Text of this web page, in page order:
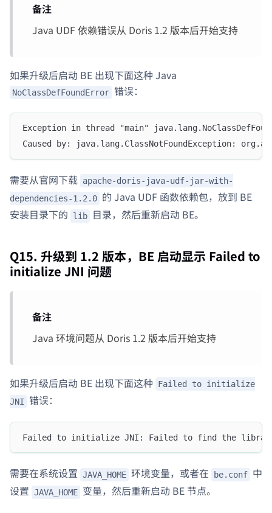
备注
Java UDF 依赖错误从 Doris 1.2 版本后开始支持
如果升级后启动 BE 出现下面这种 Java
NoClassDefFoundError 错误：
Exception in thread "main"
Caused by: java.lang.ClassNotFoundException:
需要从官网下载 apache-doris-java-udf-jar-with-
dependencies-1.2.0 的 Java UDF 函数依赖包，放到 BE
安装目录下的
lib 目录，然后重新启动 BE。
Q15. 升级到 1.2 版本，BE 启动显示 Failed to
initialize JNI 问题
备注
Java 环境问题从 Doris 1.2 版本后开始支持
如果升级后启动 BE 出现下面这种
Failed to initialize
JNI 错误：
Failed to initialize JNI: Failed to find the
需要在系统设置 JAVA_HOME 环境变量，或者在 be.conf 中
设置 JAVA_HOME 变量，然后重新启动 BE 节点。